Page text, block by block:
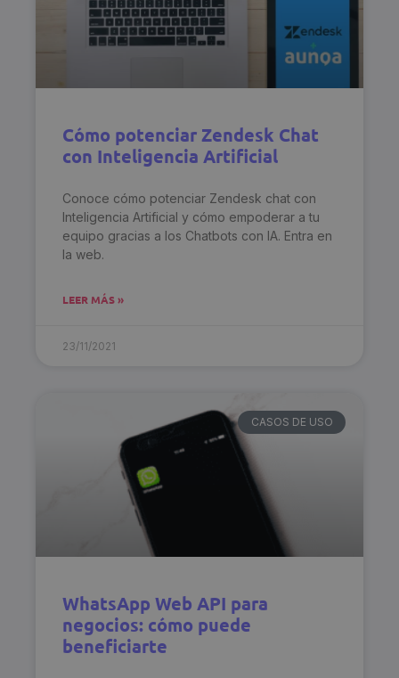
Cómo potenciar Zendesk Chat
con Inteligencia Artificial
Conoce cómo potenciar Zendesk chat con
Inteligencia Artificial y cómo empoderar a tu
equipo gracias a los Chatbots con IA. Entra en
la web.
LEER MÁS »
23/11/2021
CASOS DE USO
WhatsApp Web API para
negocios: cómo puede
beneficiarte